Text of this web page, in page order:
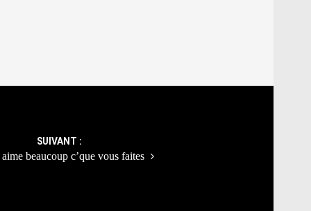
SUIVANT :
beaucoup c’que vous faites